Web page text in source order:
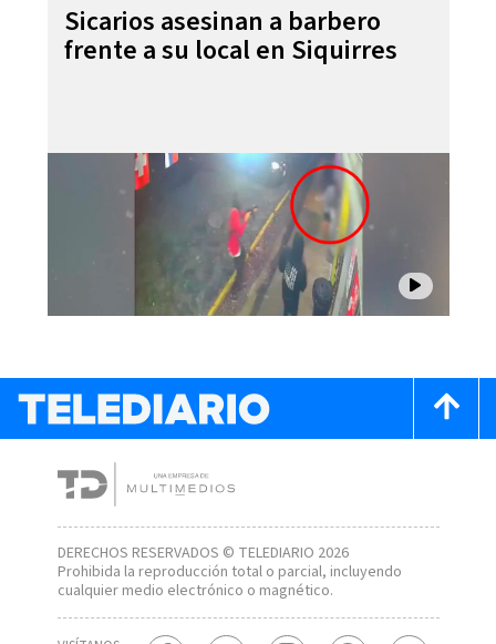
Sicarios asesinan a barbero
frente a su local en Siquirres
DERECHOS RESERVADOS © TELEDIARIO 2026
Prohibida la reproducción total o parcial, incluyendo
cualquier medio electrónico o magnético.